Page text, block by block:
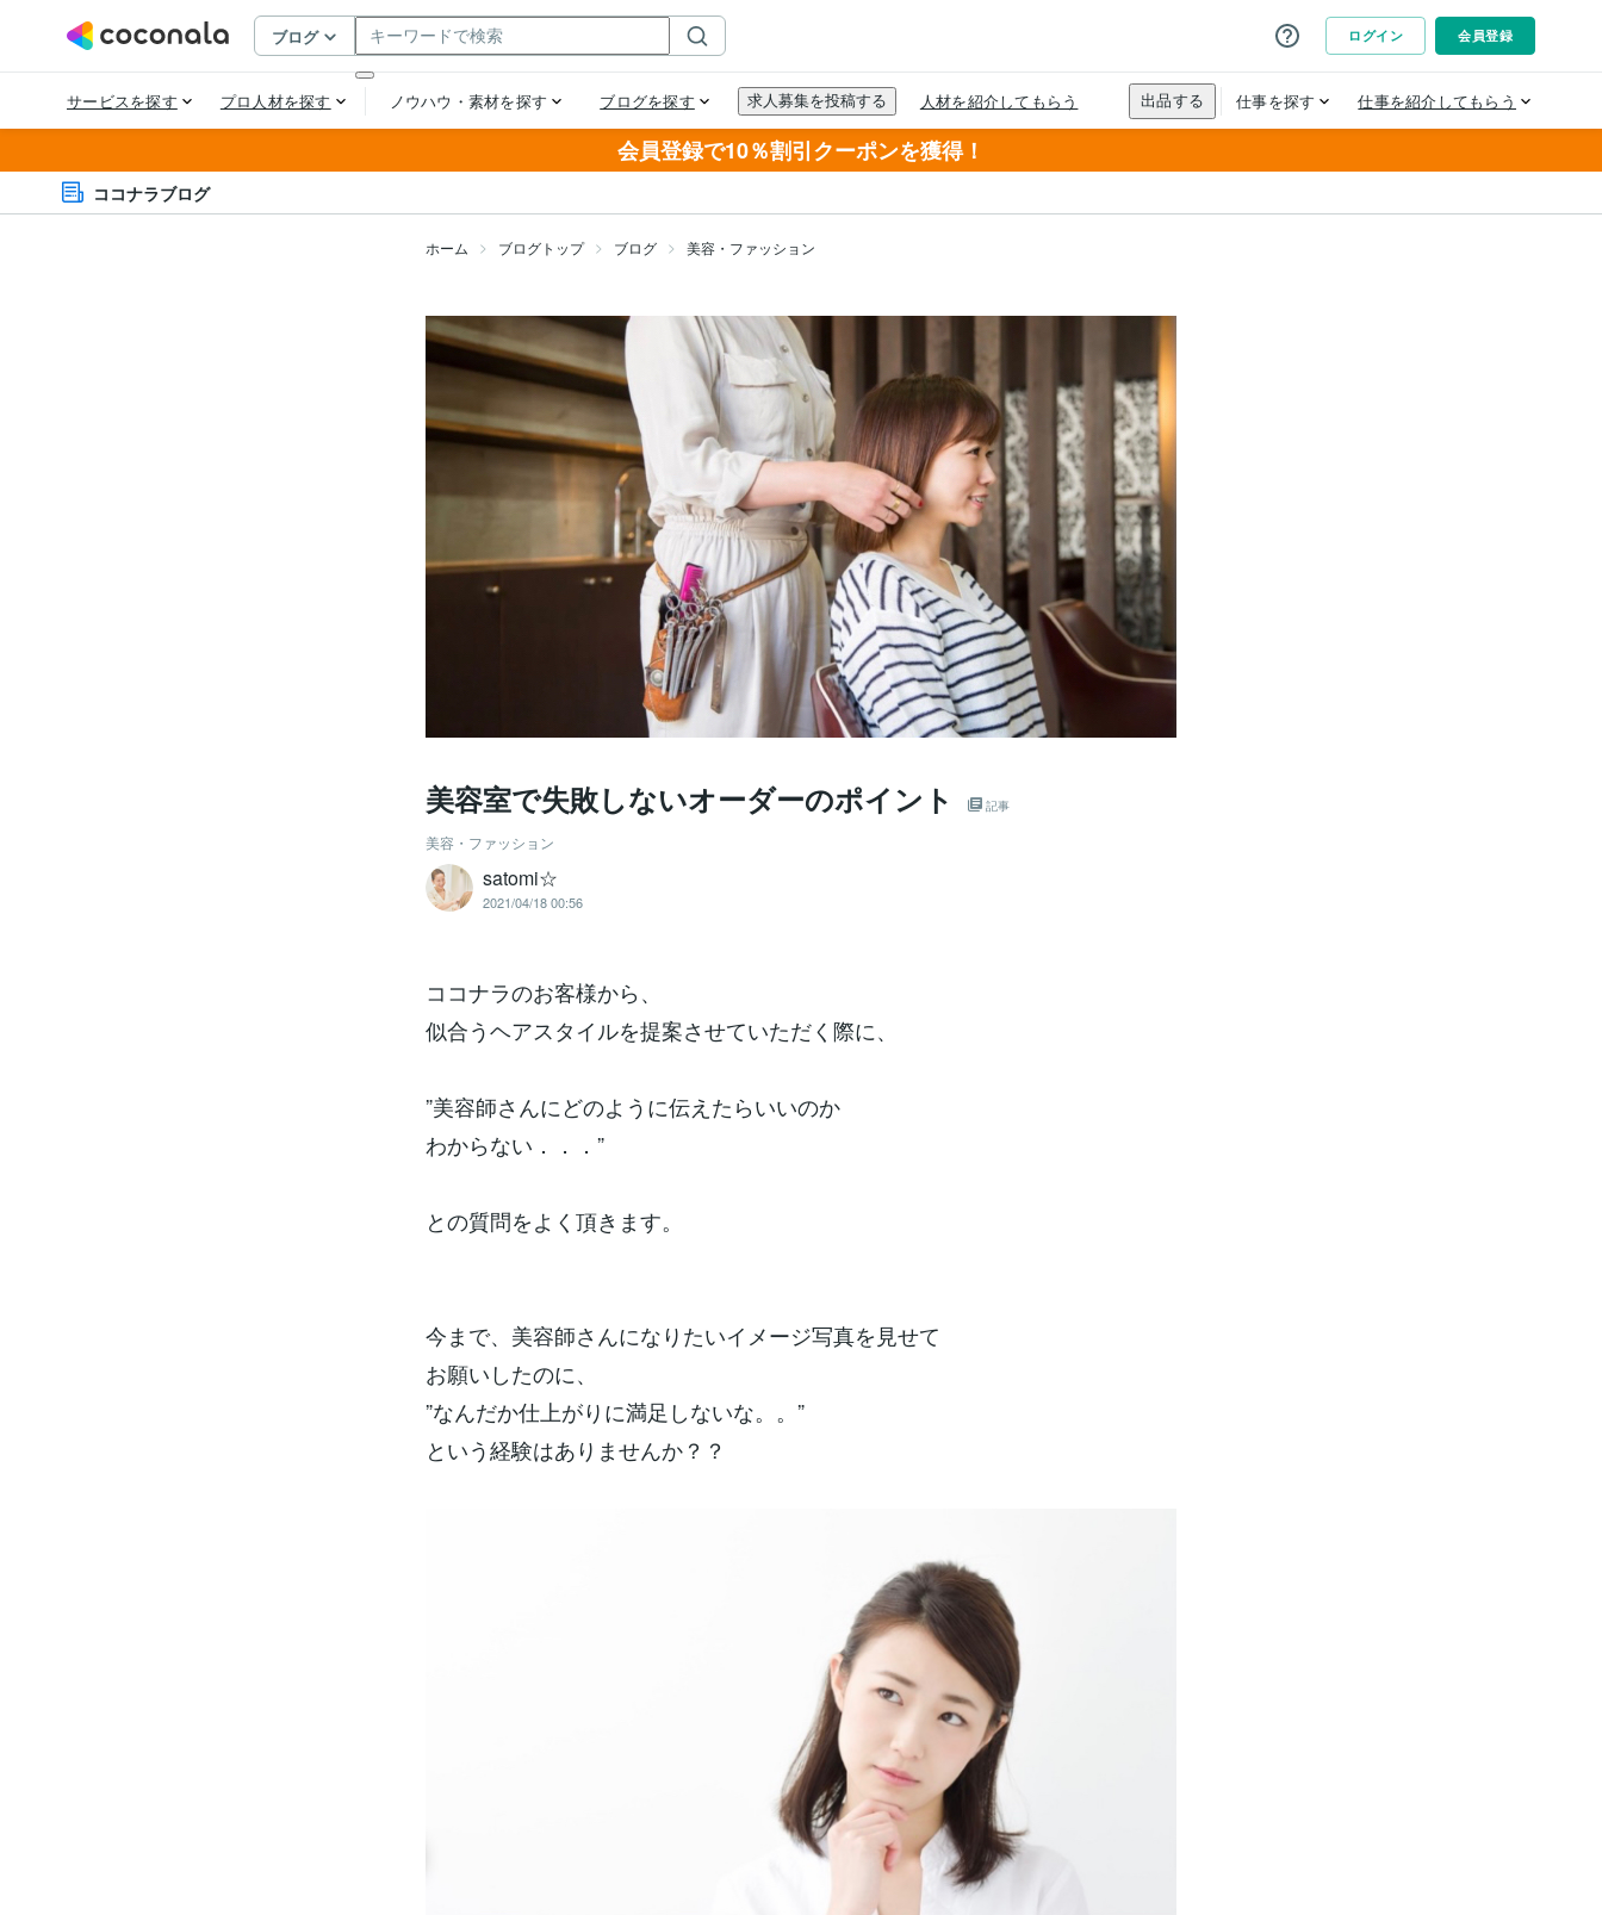
会員登録で10％割引クーポンを獲得！
ココナラブログ
ホーム ブログトップ ブログ 美容・ファッション
美容室で失敗しないオーダーのポイント 記事
美容・ファッション
satomi☆
2021/04/18 00:56
ココナラのお客様から、
似合うヘアスタイルを提案させていただく際に、
”美容師さんにどのように伝えたらいいのか
わからない．．．”
との質問をよく頂きます。
今まで、美容師さんになりたいイメージ写真を見せて
お願いしたのに、
”なんだか仕上がりに満足しないな。。”
という経験はありませんか？？